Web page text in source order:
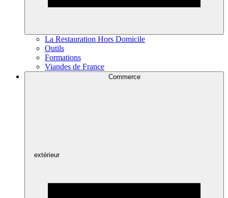
La Restauration Hors Domicile
Outils
Formations
Viandes de France
Commerce
extérieur